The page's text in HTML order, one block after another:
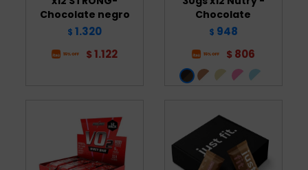
Chocolate negro
$ 1.320
$ 1.122
Chocolate
$ 948
$ 806